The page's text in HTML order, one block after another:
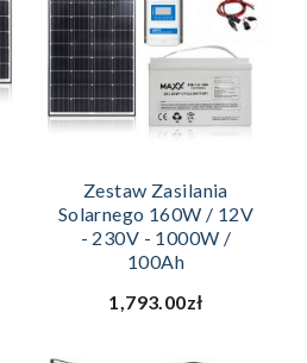
Zestaw Zasilania
Solarnego 160W / 12V
- 230V - 1000W /
100Ah
1,793.00zł